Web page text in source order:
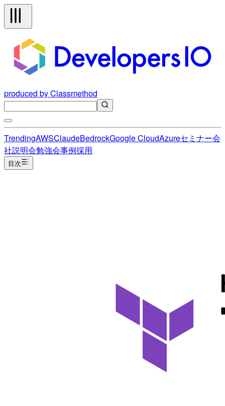
produced by Classmethod
TrendingAWSClaudeBedrockGoogle CloudAzureセミナー会
社説明会勉強会事例採用
目次